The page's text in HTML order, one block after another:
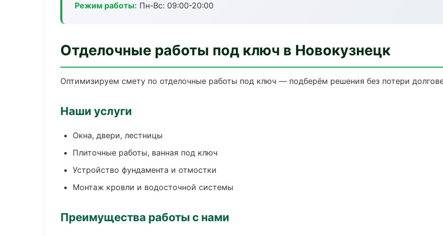
Режим работы: Пн-Вс: 09:00-20:00
Отделочные работы под ключ в Новокузнецк
Оптимизируем смету по отделочные работы под ключ — подберём решения без потери
Наши услуги
Окна, двери, лестницы
Плиточные работы, ванная под ключ
Устройство фундамента и отмостки
Монтаж кровли и водосточной системы
Преимущества работы с нами